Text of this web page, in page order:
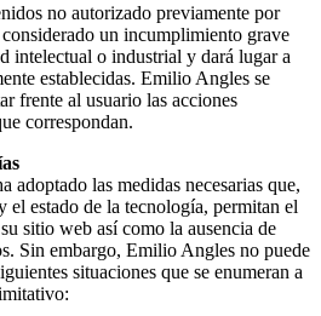
no autorizado previamente por
un incumplimiento grave
intelectual o industrial y dará lugar a
establecidas. Emilio Angles se
frente al usuario las acciones
correspondan.
adoptado las medidas necesarias que,
el estado de la tecnología, permitan el
sitio web así como la ausencia de
Sin embargo, Emilio Angles no puede
situaciones que se enumeran a